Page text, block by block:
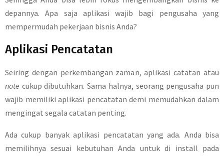
depannya. Apa saja aplikasi wajib bagi pengusaha yang
mempermudah pekerjaan bisnis Anda?
Aplikasi Pencatatan
Seiring dengan perkembangan zaman, aplikasi catatan atau
note cukup dibutuhkan. Sama halnya, seorang pengusaha pun
wajib memiliki aplikasi pencatatan demi memudahkan dalam
mengingat segala catatan penting.
Ada cukup banyak aplikasi pencatatan yang ada. Anda bisa
memilihnya sesuai kebutuhan Anda untuk di install pada